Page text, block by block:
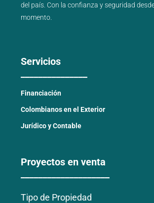
del país . Con la confianza y seguridad
momento.
Servicios
Financiación
Colombianos en el Exterior
Jurídico y Contable
Proyectos en venta
Tipo de Propiedad